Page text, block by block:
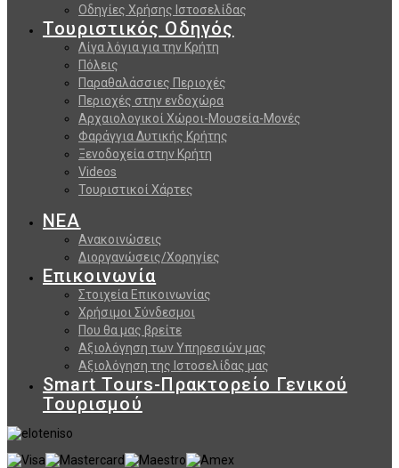
Οδηγίες Χρήσης Ιστοσελίδας
Τουριστικός Οδηγός
Λίγα λόγια για την Κρήτη
Πόλεις
Παραθαλάσσιες Περιοχές
Περιοχές στην ενδοχώρα
Αρχαιολογικοί Χώροι-Μουσεία-Μονές
Φαράγγια Δυτικής Κρήτης
Ξενοδοχεία στην Κρήτη
Videos
Τουριστικοί Χάρτες
ΝΕΑ
Ανακοινώσεις
Διοργανώσεις/Χορηγίες
Επικοινωνία
Στοιχεία Επικοινωνίας
Χρήσιμοι Σύνδεσμοι
Που θα μας βρείτε
Αξιολόγηση των Υπηρεσιών μας
Αξιολόγηση της Ιστοσελίδας μας
Smart Tours-Πρακτορείο Γενικού
Τουρισμού